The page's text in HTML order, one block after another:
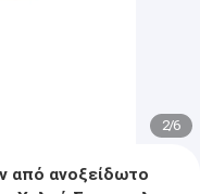
2/6
από ανοξείδωτο